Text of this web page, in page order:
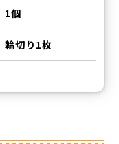
1個
輪切り1枚